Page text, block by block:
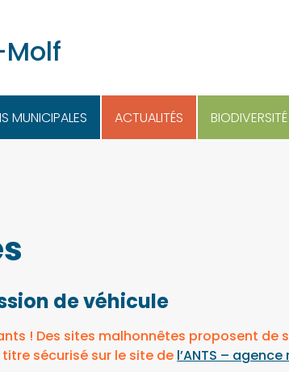
MUNICIPALES ACTUALITÉS BIODIVERSITÉ
de véhicule
! Des sites malhonnêtes proposent
sécurisé sur le site de l’ANTS –